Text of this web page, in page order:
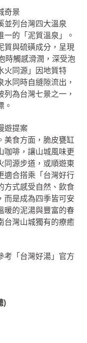
奇景
並列台灣四大溫泉
的「泥質溫泉」。
質與硫磺成分，呈現
時觸感滑潤，深受泡
火同源」因地質特
同時自縫隙流出，
為台灣七景之一，
。
遊提案
美食方面，脆皮甕缸
咖啡，讓山城風味更
同源步道，或順遊東
適合搭乘「台灣好行
方式感受自然、飲食
而是成為四季皆可安
暖的泥湯與豐富的春
台灣山城獨有的療癒
考「台灣好湯」官方
)